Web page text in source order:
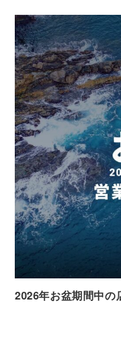
2026年お盆期間中の